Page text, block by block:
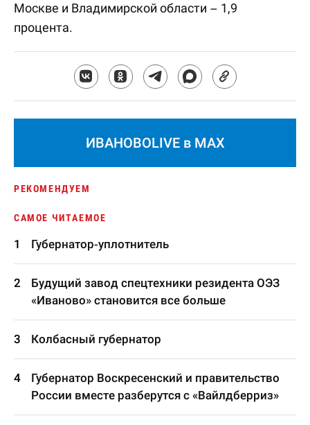
Москве и Владимирской области – 1,9
процента.
ИВАНОВОLIVE в MAX
РЕКОМЕНДУЕМ
САМОЕ ЧИТАЕМОЕ
Губернатор-уплотнитель
Будущий завод спецтехники резидента ОЭЗ
«Иваново» становится все больше
Колбасный губернатор
Губернатор Воскресенский и правительство
России вместе разберутся с «Вайлдберриз»